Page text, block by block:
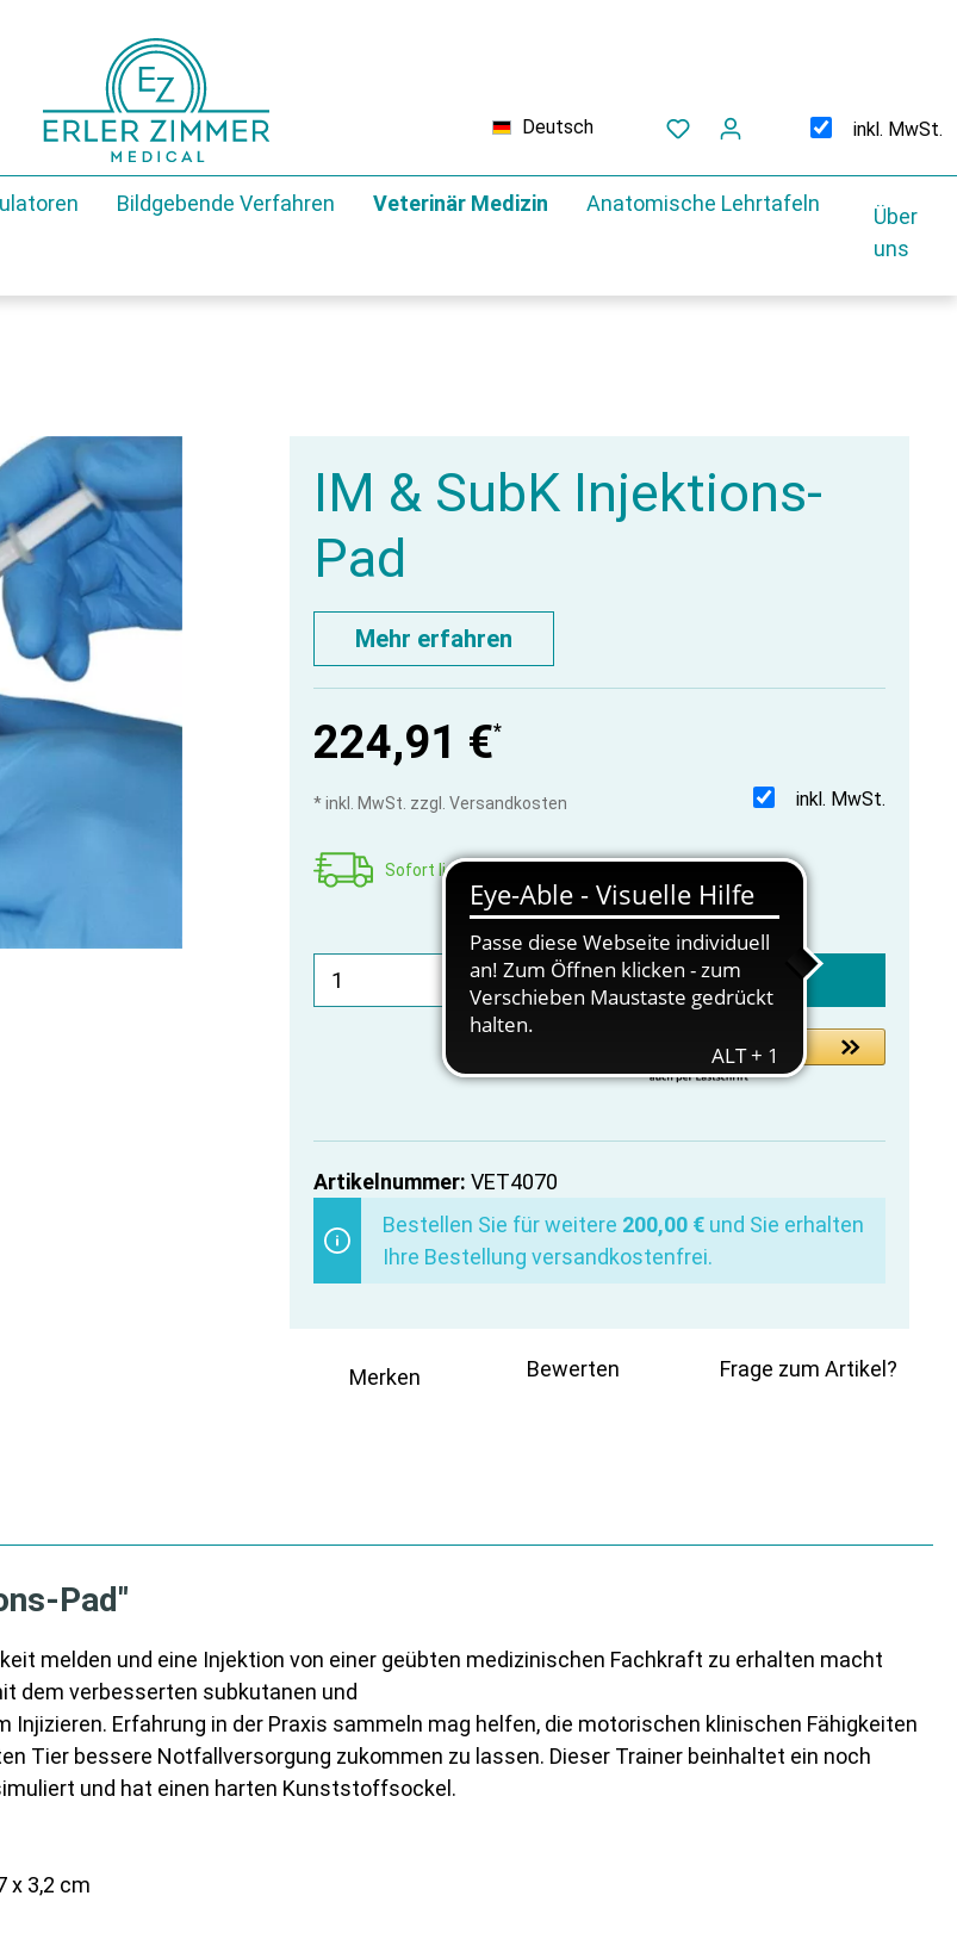
Deutsch inkl. MwSt.
Bildgebende Verfahren Veterinär Medizin Anatomische Lehrtafeln
Über
uns
IM & SubK Injektions-
Pad
Mehr erfahren
224,91 €*
inkl. MwSt.
* inkl. MwSt. zzgl. Versandkosten
Sofort lieferbar, innerhalb 1-3 Werktage
In den Warenkorb
Artikelnummer: VET4070
Bestellen Sie für weitere 200,00 € und Sie erhalten
Ihre Bestellung versandkostenfrei.
Merken Bewerten Frage zum Artikel?
Pad"
melden und eine Injektion von einer geübten medizinischen Fachkraft zu erhalten macht
dem verbesserten subkutanen und
Erfahrung in der Praxis sammeln mag helfen, die motorischen klinischen Fähigkeiten
Tier bessere Notfallversorgung zukommen zu lassen. Dieser Trainer beinhaltet ein noch
und hat einen harten Kunststoffsockel.
x 3,2 cm